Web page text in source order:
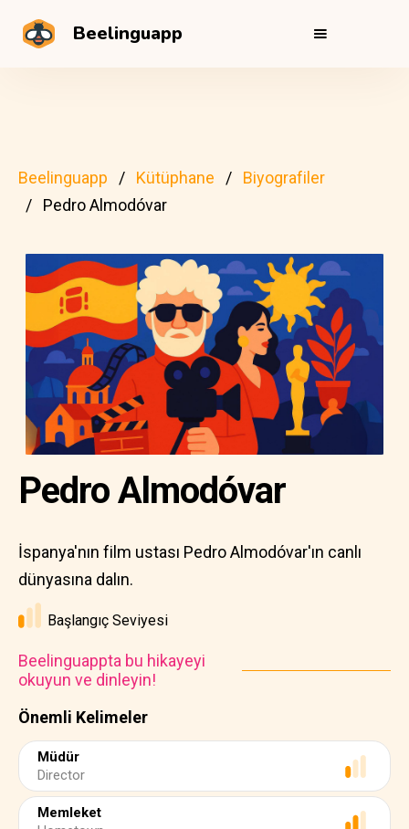
Beelinguapp
Beelinguapp Kütüphane
Biyografiler
Pedro Almodóvar
Önemli Kelimeler
Müdür
Director
Memleket
Pedro Almodóvar
İspanya'nın film ustası Pedro Almodóvar'ın canlı
dünyasına dalın.
Başlangıç Seviyesi
Beelinguappta bu hikayeyi
okuyun ve dinleyin!